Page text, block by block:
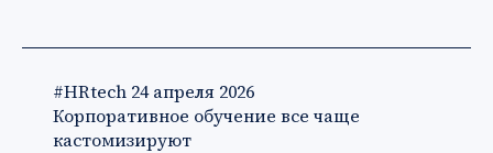
#HRtech 24 апреля 2026
Корпоративное обучение все чаще
кастомизируют